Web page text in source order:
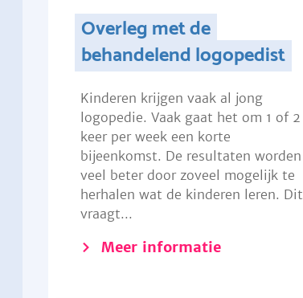
Overleg met de
behandelend logopedist
Kinderen krijgen vaak al jong
logopedie. Vaak gaat het om 1 of 2
keer per week een korte
bijeenkomst. De resultaten worden
veel beter door zoveel mogelijk te
herhalen wat de kinderen leren. Dit
vraagt...
Meer informatie